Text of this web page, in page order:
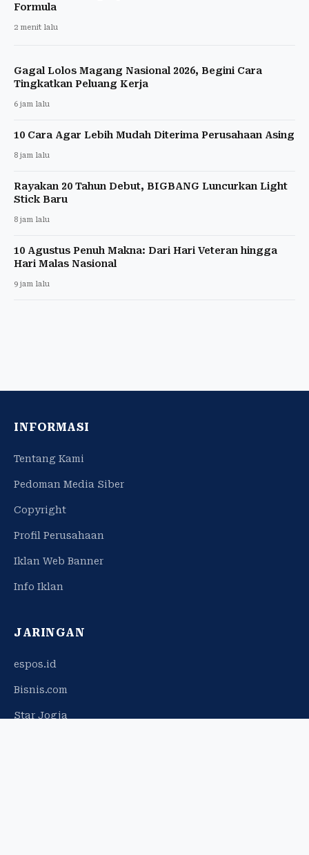
Formula
2 menit lalu
Gagal Lolos Magang Nasional 2026, Begini Cara
Tingkatkan Peluang Kerja
6 jam lalu
10 Cara Agar Lebih Mudah Diterima Perusahaan Asing
8 jam lalu
Rayakan 20 Tahun Debut, BIGBANG Luncurkan Light
Stick Baru
8 jam lalu
10 Agustus Penuh Makna: Dari Hari Veteran hingga
Hari Malas Nasional
9 jam lalu
INFORMASI
Tentang Kami
Pedoman Media Siber
Copyright
Profil Perusahaan
Iklan Web Banner
Info Iklan
JARINGAN
espos.id
Bisnis.com
Star Jogja